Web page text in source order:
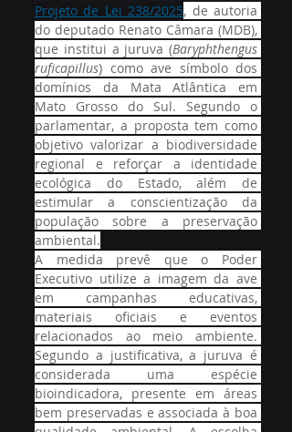
Projeto de Lei 238/2025, de autoria
do deputado Renato Câmara (MDB),
que institui a juruva (Baryphthengus
ruficapillus) como ave símbolo dos
domínios da Mata Atlântica em
Mato Grosso do Sul. Segundo o
parlamentar, a proposta tem como
objetivo valorizar a biodiversidade
regional e reforçar a identidade
ecológica do Estado, além de
estimular a conscientização da
população sobre a preservação
ambiental.
A medida prevê que o Poder
Executivo utilize a imagem da ave
em campanhas educativas,
materiais oficiais e eventos
relacionados ao meio ambiente.
Segundo a justificativa, a juruva é
considerada uma espécie
bioindicadora, presente em áreas
bem preservadas e associada à boa